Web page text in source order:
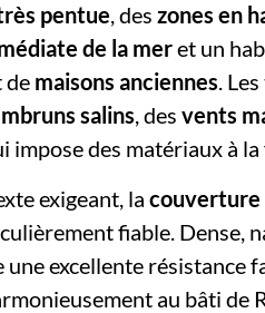
pentue, deszones en
de la meret un
de maisons anciennes.
salins, desvents
impose des matériaux à
exigeant, lacouverture
fiable. Dense,
une excellente résistance
au bâti de